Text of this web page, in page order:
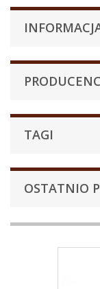
TAGI
OSTATNIO